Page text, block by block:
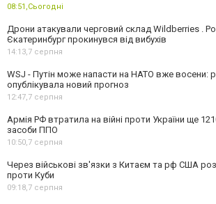
08:51,Сьогодні
Дрони атакували черговий склад Wildberries .
Єкатеринбург прокинувся від вибухів
14:13,7 серпня
WSJ - Путін може напасти на НАТО вже восени:
опублікувала новий прогноз
12:47,7 серпня
Армія РФ втратила на війні проти України ще
засоби ППО
10:50,7 серпня
Через військові зв'язки з Китаєм та рф США
проти Куби
09:18,7 серпня